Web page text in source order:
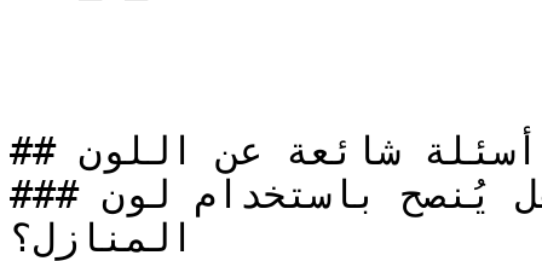
## أسئلة شائعة عن اللون
### هل يُنصح باستخدام لون NCS S 8010-R10B لطلاء
المنازل؟